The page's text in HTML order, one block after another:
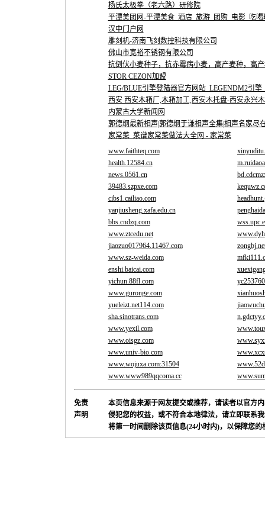
杨氏太极拳（老六路）研修院
平潭美团网-平潭美食_酒店_旅游_团购_电影_吃喝
汉中门户网
雕刻机-济南飞刻数控科技有限公司
佛山市宽裕不锈钢有限公司
抗倒伏小麦种子，抗赤霉病小麦，高产麦种，高
STOR CEZON加盟
LEG/BLUE引擎登陆器官方网站_LEGENDM2引擎
西安 西安木箱厂,木箱加工,西安木托盘-西安永兴
内蒙古大学新闻网
郭德纲最新相声|郭德纲于谦相声全集|相声名家尽
家常菜_菜谱家常菜做法大全网 - 家常菜
www.faithteq.com
health.12584.cn
news.0561.cn
39483.szpxe.com
cibs1.cailiao.com
yanjiusheng.xafa.edu.cn
bbs.cndzq.com
www.ztcedu.net
jiaozuo017964.11467.com
www.sz-weida.com
enshi.baicai.com
yichun.88fl.com
www.guronge.com
yueleizt.net114.com
sha.sinotrans.com
www.yexil.com
www.oisgz.com
www.univ-bio.com
www.wojuxa.com:31504
www.www989qqcoma.cc
免责
声明
本页信息来源于网友提交或推荐，请读者以官方
侵犯您的权益，或不符合本地律法，请立即联系
将第一时间删除该页信息(24小时内)，以保障您的